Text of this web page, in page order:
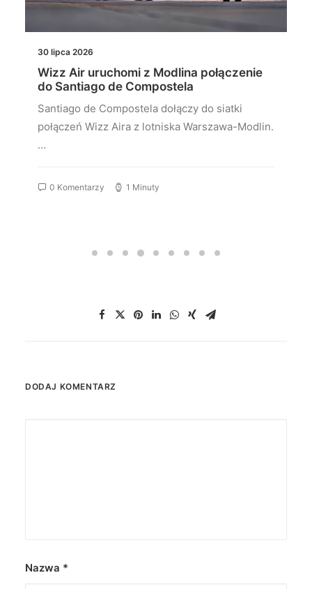
30 lipca 2026
Wizz Air uruchomi z Modlina połączenie
do Santiago de Compostela
Santiago de Compostela dołączy do siatki
połączeń Wizz Aira z lotniska Warszawa-Modlin.
…
0 Komentarzy 1 Minuty
DODAJ KOMENTARZ
Nazwa *